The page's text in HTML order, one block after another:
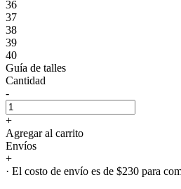
36
37
38
39
40
Guía de talles
Cantidad
-
+
Agregar al carrito
Envíos
+
· El costo de envío es de $230 para